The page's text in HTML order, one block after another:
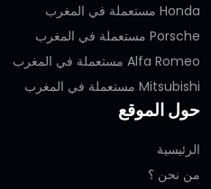
Honda مستعملة في المغرب
Porsche مستعملة في المغرب
Alfa Romeo مستعملة في المغرب
Mitsubishi مستعملة في المغرب
حول الموقع
الرئيسية
من نحن ؟